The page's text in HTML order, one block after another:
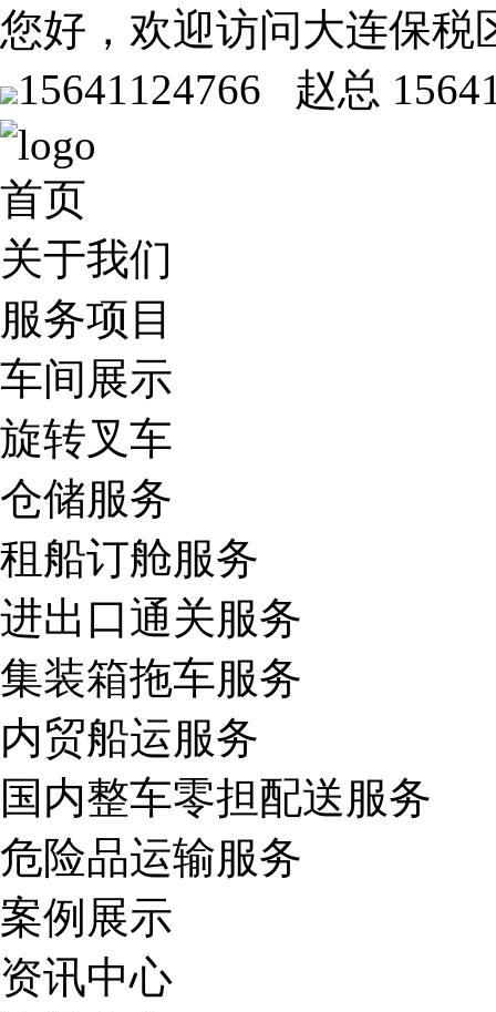
您好，欢迎访问大连保税
15641124766 赵总
首页
关于我们
服务项目
车间展示
旋转叉车
仓储服务
租船订舱服务
进出口通关服务
集装箱拖车服务
内贸船运服务
国内整车零担配送服务
危险品运输服务
案例展示
资讯中心